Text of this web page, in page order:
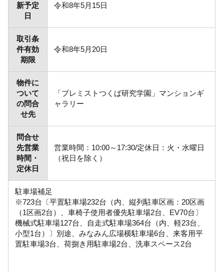
新予定
日
令和8年5月15日
取引条
件有効
期限
令和8年5月20日
物件に
ついて
の問合
せ先
「プレミストつくば研究学園」マンションギ
ャラリー
問合せ
先営業
時間・
定休日
営業時間：10:00～17:30/定休日：火・水曜日
（祝日を除く）
駐車場補足
※723台〔平置駐車場232台（内、縦列駐車区画：20区画
（1区画2台）、車椅子使用者優先駐車場2台、EV70台〕
機械式駐車場127台、自走式駐車場364台（内、軽23台、
小型1台）〕別途、みなみん広場横駐車場6台、来客用平
置駐車場3台、荷捌き用駐車場2台、洗車スペース2台